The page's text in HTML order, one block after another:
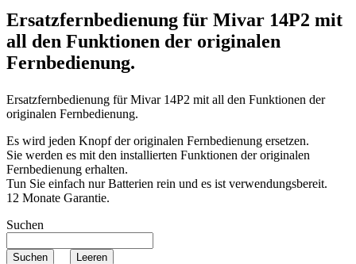
Ersatzfernbedienung für Mivar 14P2 mit
all den Funktionen der originalen
Fernbedienung.
Ersatzfernbedienung fürMivar 14P2 mit all den Funktionen der
originalen Fernbedienung.
Es wird jeden Knopf der originalen Fernbedienung ersetzen.
Sie werden es mit den installierten Funktionen der originalen
Fernbedienung erhalten.
Tun Sie einfach nur Batterien rein und es ist verwendungsbereit.
12 Monate Garantie.
Suchen